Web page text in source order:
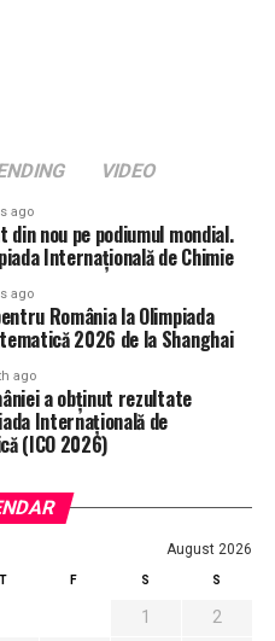
VIDEO
ago
din nou pe podiumul mondial.
Internațională de Chimie
ago
România la Olimpiada
2026 de la Shanghai
ago
a obținut rezultate
Internațională de
(ICO 2026)
August 2026
T F S S
1
2